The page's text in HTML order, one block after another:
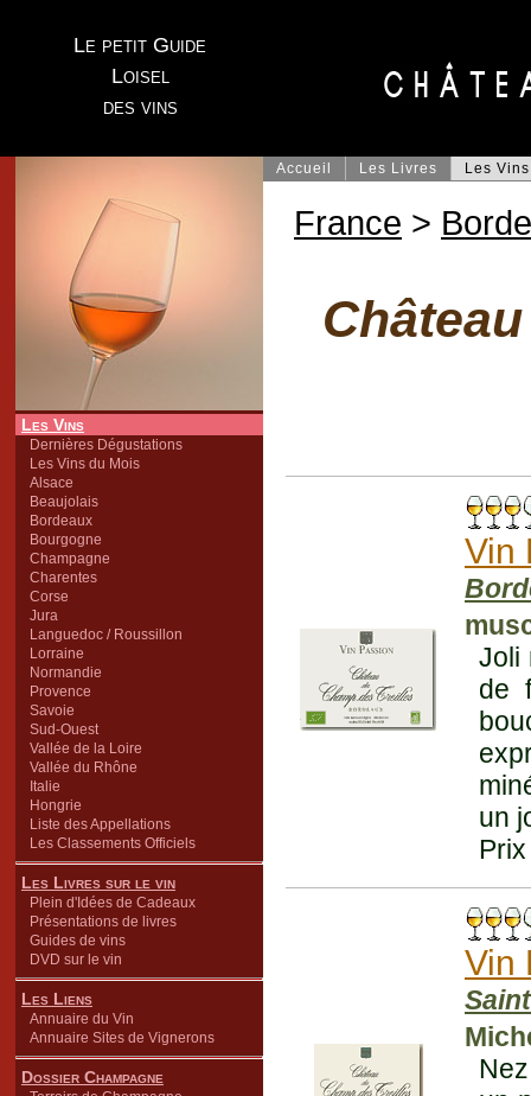
Le petit Guide
Loisel
des vins
Les Vins
Dernières Dégustations
Les Vins du Mois
Alsace
Beaujolais
Bordeaux
Bourgogne
Champagne
Charentes
Corse
Jura
Languedoc / Roussillon
Lorraine
Normandie
Provence
Savoie
Sud-Ouest
Vallée de la Loire
Vallée du Rhône
Italie
Hongrie
Liste des Appellations
Les Classements Officiels
Les Livres sur le vin
Plein d'Idées de Cadeaux
Présentations de livres
Guides de vins
DVD sur le vin
Les Liens
Annuaire du Vin
Annuaire Sites de Vignerons
Dossier Champagne
Accueil Les Livres Les Vins
France >
Vin
Joli
de
un
Vin